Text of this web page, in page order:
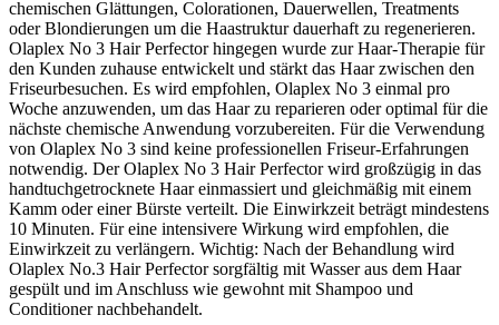
chemischen Glättungen, Colorationen, Dauerwellen, Treatments
oder Blondierungen um die Haastruktur dauerhaft zu regenerieren.
Olaplex No 3 Hair Perfector hingegen wurde zur Haar-Therapie für
den Kunden zuhause entwickelt und stärkt das Haar zwischen den
Friseurbesuchen. Es wird empfohlen, Olaplex No 3 einmal pro
Woche anzuwenden, um das Haar zu reparieren oder optimal für die
nächste chemische Anwendung vorzubereiten. Für die Verwendung
von Olaplex No 3 sind keine professionellen Friseur-Erfahrungen
notwendig. Der Olaplex No 3 Hair Perfector wird großzügig in das
handtuchgetrocknete Haar einmassiert und gleichmäßig mit einem
Kamm oder einer Bürste verteilt. Die Einwirkzeit beträgt mindestens
10 Minuten. Für eine intensivere Wirkung wird empfohlen, die
Einwirkzeit zu verlängern. Wichtig: Nach der Behandlung wird
Olaplex No.3 Hair Perfector sorgfältig mit Wasser aus dem Haar
gespült und im Anschluss wie gewohnt mit Shampoo und
Conditioner nachbehandelt.